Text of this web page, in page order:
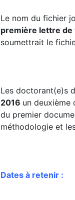
Le nom du fichier
première lettre de
soumettrait le
Les doctorant(e)s
2016 un deuxième
du premier
méthodologie et
Dates à retenir :